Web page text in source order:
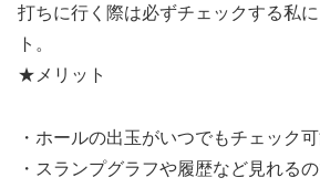
打ちに行く際は必ずチェックする私
ト。
★メリット
・ホールの出玉がいつでもチェッ
・スランプグラフや履歴など見れる